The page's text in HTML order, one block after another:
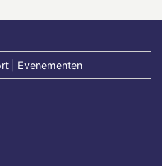
| Evenementen